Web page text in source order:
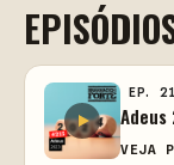
EP.
Adeus
VEJA